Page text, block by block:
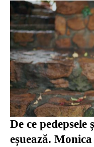
De ce
eșuează.